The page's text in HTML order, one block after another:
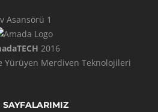
Asansörü 1
2016
Yürüyen Merdiven Teknolojileri
SAYFALARIMIZ